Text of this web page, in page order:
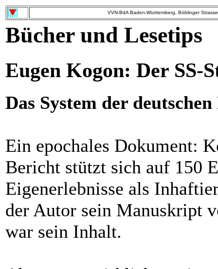
VVN-BdA Baden-Württemberg, Böblinger
Bücher und Lesetips
Eugen Kogon: Der SS-
Das System der
Ein epochales Dokument:
Bericht stützt sich auf 150
Eigenerlebnisse als
der Autor sein Manuskript
war sein Inhalt.